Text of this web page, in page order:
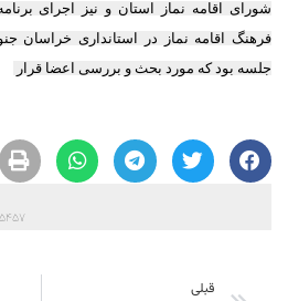
شورای اقامه نماز استان و نیز اجرای
فرهنگ اقامه نماز در استانداری خراسان
جلسه بود که مورد بحث و بررسی اعضا قرار
قبلی